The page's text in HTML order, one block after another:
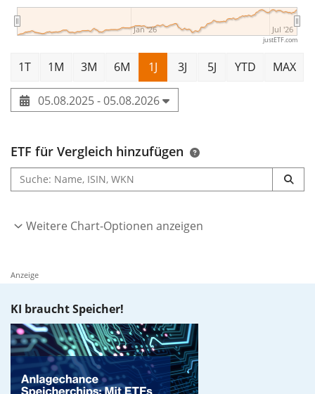
Jan '26 Jul '26
justETF.com
1T 1M 3M 6M 1J 3J 5J YTD MAX
05.08.2025 - 05.08.2026
ETF für Vergleich hinzufügen
Weitere Chart-Optionen anzeigen
Anzeige
KI braucht Speicher!